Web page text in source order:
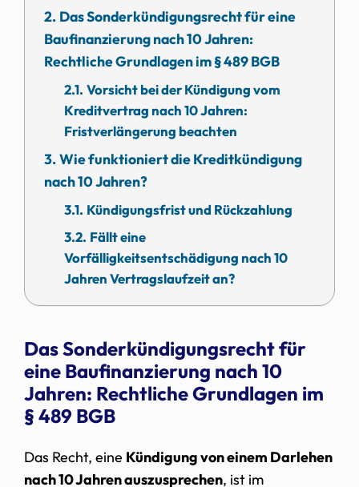
Das Sonderkündigungsrecht für eine
Baufinanzierung nach 10 Jahren:
Rechtliche Grundlagen im § 489 BGB
Vorsicht bei der Kündigung vom
Kreditvertrag nach 10 Jahren:
Fristverlängerung beachten
Wie funktioniert die Kreditkündigung
nach 10 Jahren?
Kündigungsfrist und Rückzahlung
Fällt eine
Vorfälligkeitsentschädigung nach 10
Jahren Vertragslaufzeit an?
Das Sonderkündigungsrecht für
eine Baufinanzierung nach 10
Jahren: Rechtliche Grundlagen im
§ 489 BGB
Das Recht, eine Kündigung von einem Darlehen
nach 10 Jahren auszusprechen, ist im